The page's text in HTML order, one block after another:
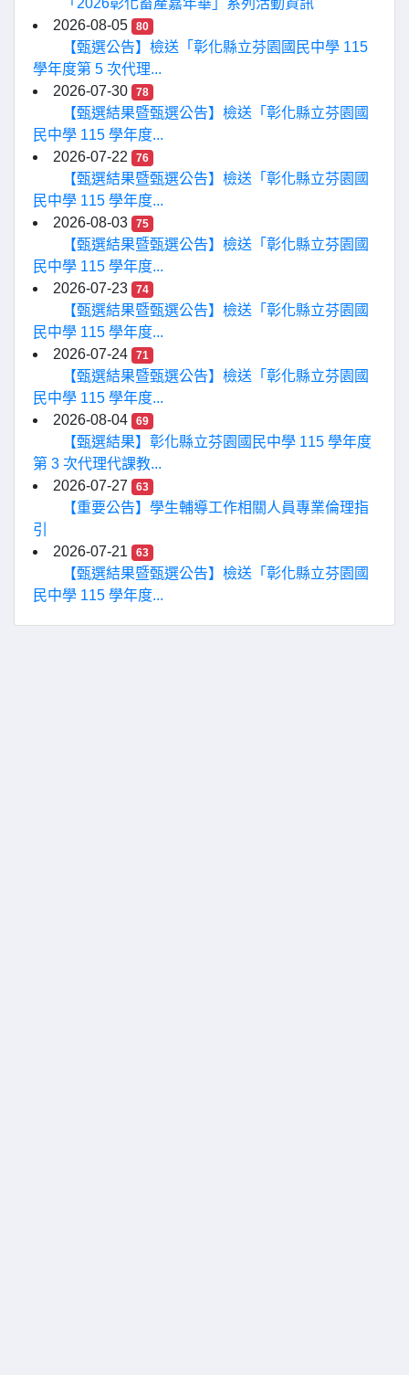
「2026彰化畜產嘉年華」系列活動資訊
2026-08-05
80
【甄選公告】檢送「彰化縣立芬園國民中學 115
學年度第 5 次代理...
2026-07-30
78
【甄選結果暨甄選公告】檢送「彰化縣立芬園國
民中學 115 學年度...
2026-07-22
76
【甄選結果暨甄選公告】檢送「彰化縣立芬園國
民中學 115 學年度...
2026-08-03
75
【甄選結果暨甄選公告】檢送「彰化縣立芬園國
民中學 115 學年度...
2026-07-23
74
【甄選結果暨甄選公告】檢送「彰化縣立芬園國
民中學 115 學年度...
2026-07-24
71
【甄選結果暨甄選公告】檢送「彰化縣立芬園國
民中學 115 學年度...
2026-08-04
69
【甄選結果】彰化縣立芬園國民中學 115 學年度
第 3 次代理代課教...
2026-07-27
63
【重要公告】學生輔導工作相關人員專業倫理指
引
2026-07-21
63
【甄選結果暨甄選公告】檢送「彰化縣立芬園國
民中學 115 學年度...